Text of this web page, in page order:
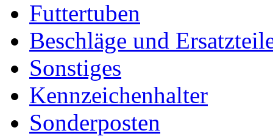
Futtertuben
Beschläge und
Sonstiges
Kennzeichenhalter
Sonderposten